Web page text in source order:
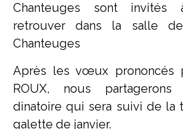
Chanteuges sont
retrouver dans la salle
Chanteuges
Après les vœux prononcés
ROUX, nous
dinatoire qui sera suivi de la
galette de janvier.